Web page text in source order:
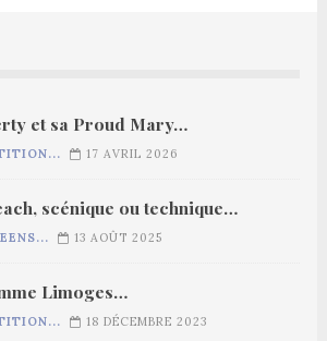
et sa Proud Mary…
17 AVRIL 2026
scénique ou technique…
13 AOÛT 2025
Limoges…
18 DÉCEMBRE 2023